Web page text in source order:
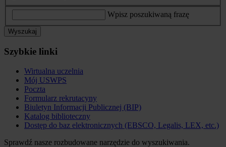
Wpisz poszukiwaną frazę
Wyszukaj
Szybkie linki
Wirtualna uczelnia
Mój USWPS
Poczta
Formularz rekrutacyny
Biuletyn Informacji Publicznej (BIP)
Katalog biblioteczny
Dostęp do baz elektronicznych (EBSCO, Legalis, LEX, etc.)
Sprawdź nasze rozbudowane narzędzie do wyszukiwania.